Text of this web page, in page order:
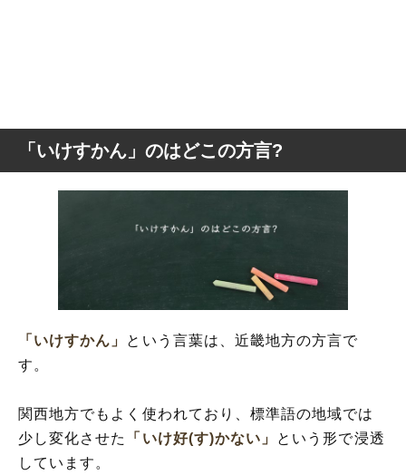
「いけすかん」のはどこの方言?
「いけすかん」 という言葉は、近畿地方の方言で
す。
関西地方でもよく使われており、標準語の地域では
少し変化させた
「いけ好(す)かない」
という形で浸透
しています。